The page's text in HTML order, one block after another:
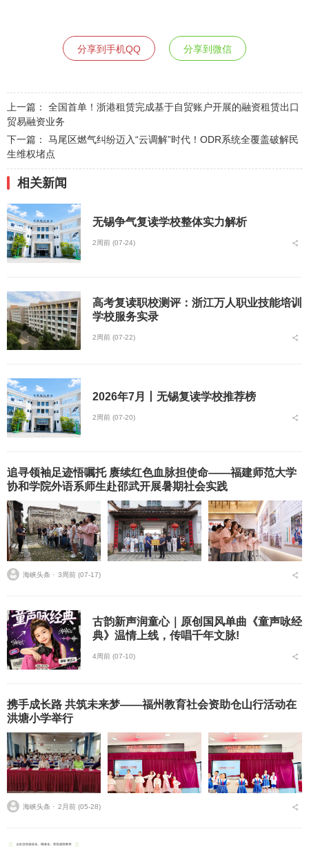
分享到手机QQ 分享到微信
上一篇： 全国首单！浙港租赁完成基于自贸账户开展的融资租赁出口
贸易融资业务
下一篇： 马尾区燃气纠纷迈入“云调解”时代！ODR系统全覆盖破解民
生维权堵点
相关新闻
无锡争气复读学校整体实力解析
2周前 (07-24)
高考复读职校测评：浙江万人职业技能培训
学校服务实录
2周前 (07-22)
2026年7月丨无锡复读学校推荐榜
2周前 (07-20)
追寻领袖足迹悟嘱托 赓续红色血脉担使命——福建师范大学
协和学院外语系师生赴邵武开展暑期社会实践
海峡头条 ⋅ 3周前 (07-17)
古韵新声润童心｜原创国风单曲《童声咏经
典》温情上线，传唱千年文脉!
4周前 (07-10)
携手成长路 共筑未来梦——福州教育社会资助仓山行活动在
洪塘小学举行
海峡头条 ⋅ 2月前 (05-28)